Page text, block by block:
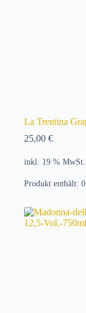
La Trentina
25,00 €
inkl. 19 % MwSt.
Produkt enthält: